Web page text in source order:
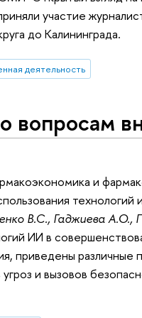
участие
до Калининграда.
деятельность
вопросам
и
В.С., Гаджиева
ИИ в
приведены
и вызовов